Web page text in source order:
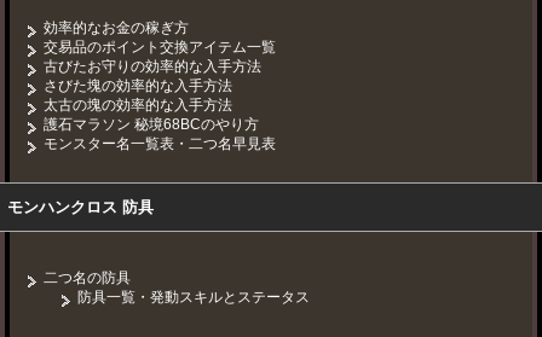
効率的なお金の稼ぎ方
交易品のポイント交換アイテム一覧
古びたお守りの効率的な入手方法
さびた塊の効率的な入手方法
太古の塊の効率的な入手方法
護石マラソン 秘境68BCのやり方
モンスター名一覧表・二つ名早見表
モンハンクロス 防具
二つ名の防具
防具一覧・発動スキルとステータス